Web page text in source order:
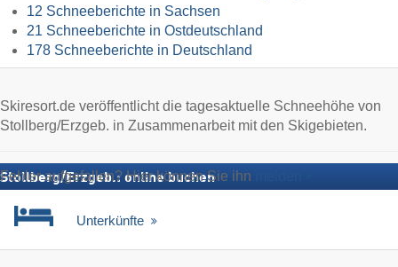
12 Schneeberichte in Sachsen
21 Schneeberichte in Ostdeutschland
178 Schneeberichte in Deutschland
Skiresort.de veröffentlicht die tagesaktuelle Schneehöhe von
Stollberg/​Erzgeb. in Zusammenarbeit mit den Skigebieten.
Fehler aufgefallen? Hier können Sie ihn
Stollberg/​Erzgeb.: online buchen
Unterkünfte